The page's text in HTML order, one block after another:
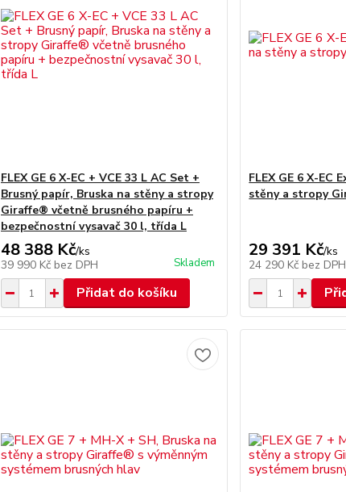
FLEX GE 6 X-EC + VCE 33 L AC Set +
Brusný papír, Bruska na stěny a stropy
Giraffe® včetně brusného papíru +
bezpečnostní vysavač 30 l, třída L
48 388 Kč/ks
39 990 Kč bez DPH Skladem
Přidat do košíku
FLEX GE 6 X-EC
stěny a stropy
29 391 Kč/ks
24 290 Kč bez DPH